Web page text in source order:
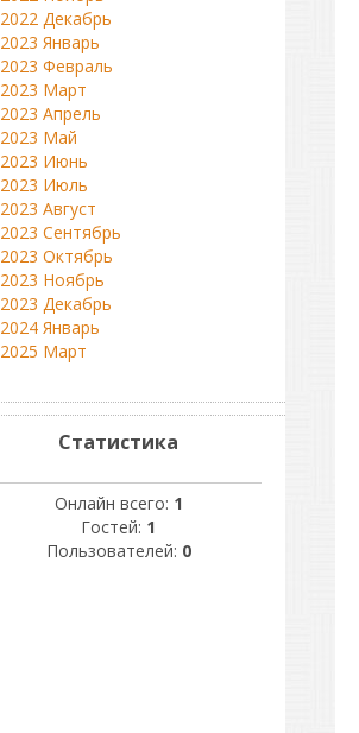
2022 Декабрь
2023 Январь
2023 Февраль
2023 Март
2023 Апрель
2023 Май
2023 Июнь
2023 Июль
2023 Август
2023 Сентябрь
2023 Октябрь
2023 Ноябрь
2023 Декабрь
2024 Январь
2025 Март
Статистика
Онлайн всего: 1
Гостей: 1
Пользователей: 0